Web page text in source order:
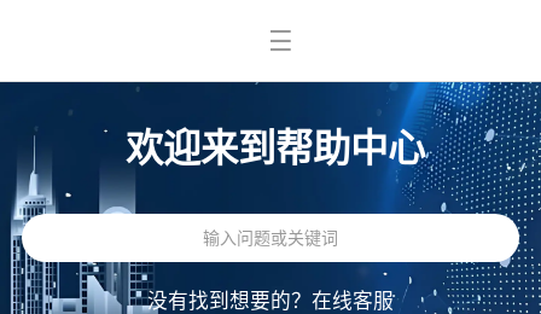
欢迎来到帮助中心
没有找到想要的？ 在线客服